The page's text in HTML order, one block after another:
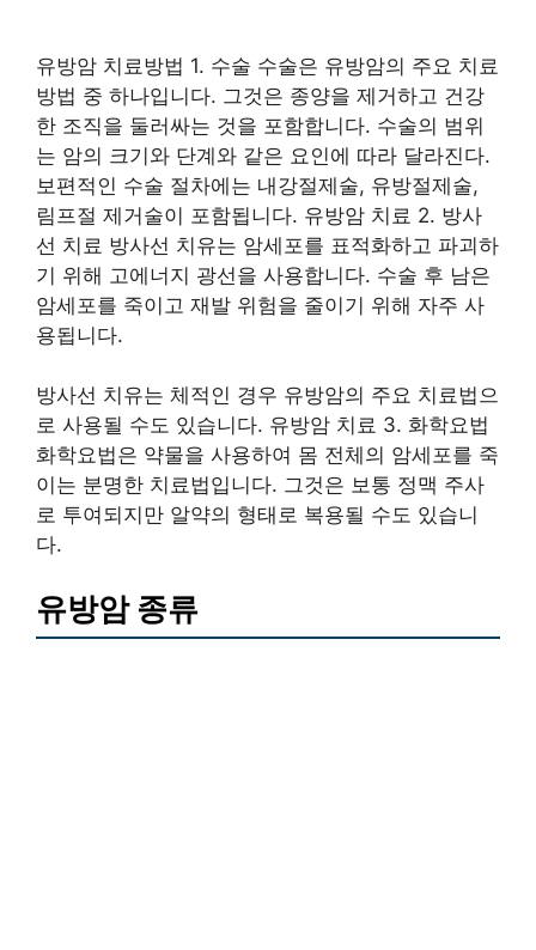
유방암 치료방법 1. 수술 수술은 유방암의 주요 치료
방법 중 하나입니다. 그것은 종양을 제거하고 건강
한 조직을 둘러싸는 것을 포함합니다. 수술의 범위
는 암의 크기와 단계와 같은 요인에 따라 달라진다.
보편적인 수술 절차에는 내강절제술, 유방절제술,
림프절 제거술이 포함됩니다. 유방암 치료 2. 방사
선 치료 방사선 치유는 암세포를 표적화하고 파괴하
기 위해 고에너지 광선을 사용합니다. 수술 후 남은
암세포를 죽이고 재발 위험을 줄이기 위해 자주 사
용됩니다.
방사선 치유는 체적인 경우 유방암의 주요 치료법으
로 사용될 수도 있습니다. 유방암 치료 3. 화학요법
화학요법은 약물을 사용하여 몸 전체의 암세포를 죽
이는 분명한 치료법입니다. 그것은 보통 정맥 주사
로 투여되지만 알약의 형태로 복용될 수도 있습니
다.
유방암 종류